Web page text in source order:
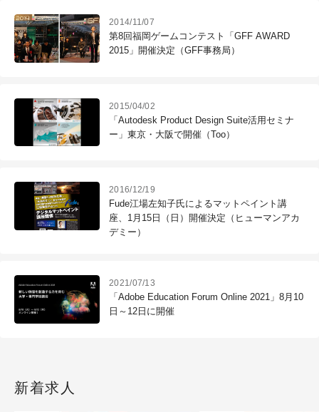
2014/11/07
第8回福岡ゲームコンテスト「GFF AWARD
2015」開催決定（GFF事務局）
2015/04/02
「Autodesk Product Design Suite活用セミナ
ー」東京・大阪で開催（Too）
2016/12/19
Fude江場左知子氏によるマットペイント講
座、1月15日（日）開催決定（ヒューマンアカ
デミー）
2021/07/13
「Adobe Education Forum Online 2021」8月10
日～12日に開催
新着求人